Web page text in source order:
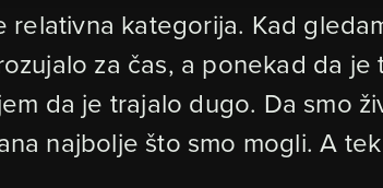
relativna kategorija. Kad
za čas, a ponekad da
da je trajalo dugo. Da smo
najbolje što smo mogli. A